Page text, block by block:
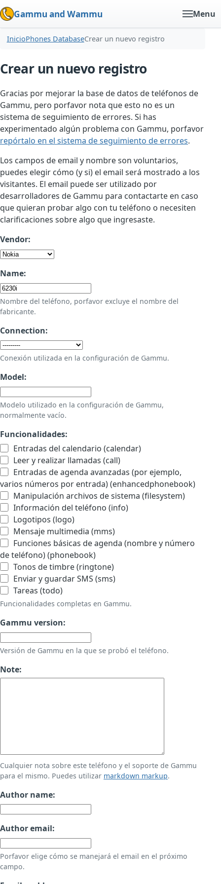
Gammu and Wammu Menu
InicioPhones DatabaseCrear un nuevo registro
Crear un nuevo registro
Gracias por mejorar la base de datos de teléfonos de
Gammu, pero porfavor nota que esto no es un
sistema de seguimiento de errores. Si has
experimentado algún problema con Gammu, porfavor
repórtalo en el sistema de seguimiento de errores.
Los campos de email y nombre son voluntarios,
puedes elegir cómo (y si) el email será mostrado a los
visitantes. El email puede ser utilizado por
desarrolladores de Gammu para contactarte en caso
que quieran probar algo con tu teléfono o necesiten
clarificaciones sobre algo que ingresaste.
Vendor:
Name:
Nombre del teléfono, porfavor excluye el nombre del
fabricante.
Connection:
Conexión utilizada en la configuración de Gammu.
Model:
Modelo utilizado en la configuración de Gammu,
normalmente vacío.
Funcionalidades:
Entradas del calendario (calendar)
Leer y realizar llamadas (call)
Entradas de agenda avanzadas (por ejemplo,
varios números por entrada) (enhancedphonebook)
Manipulación archivos de sistema (filesystem)
Información del teléfono (info)
Logotipos (logo)
Mensaje multimedia (mms)
Funciones básicas de agenda (nombre y número
de teléfono) (phonebook)
Tonos de timbre (ringtone)
Enviar y guardar SMS (sms)
Tareas (todo)
Funcionalidades completas en Gammu.
Gammu version:
Versión de Gammu en la que se probó el teléfono.
Note:
Cualquier nota sobre este teléfono y el soporte de Gammu
para el mismo. Puedes utilizar markdown markup.
Author name:
Author email:
Porfavor elige cómo se manejará el email en el próximo
campo.